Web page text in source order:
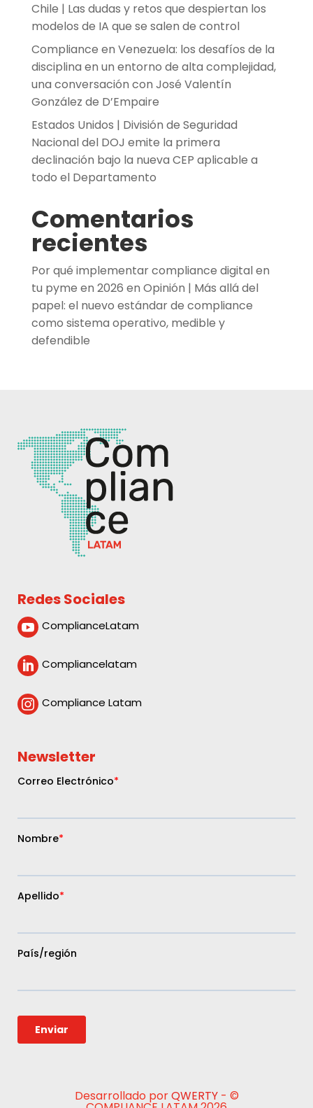
Chile | Las dudas y retos que despiertan los
modelos de IA que se salen de control
Compliance en Venezuela: los desafíos de la
disciplina en un entorno de alta complejidad,
una conversación con José Valentín
González de D’Empaire
Estados Unidos | División de Seguridad
Nacional del DOJ emite la primera
declinación bajo la nueva CEP aplicable a
todo el Departamento
Comentarios
recientes
Por qué implementar compliance digital en
tu pyme en 2026 en Opinión | Más allá del
papel: el nuevo estándar de compliance
como sistema operativo, medible y
defendible
Redes Sociales
 ComplianceLatam
 Compliancelatam
 Compliance Latam
Newsletter
Desarrollado porQWERTY- ©